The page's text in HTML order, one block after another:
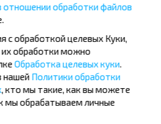
Минск - Барановичи
Гомель - Минск
отношении обработки файлов
с обработкой целевых Куки,
обработки можно
Обработка целевых куки
нашей Политики обработки
, кто мы такие, как вы можете
мы обрабатываем личные